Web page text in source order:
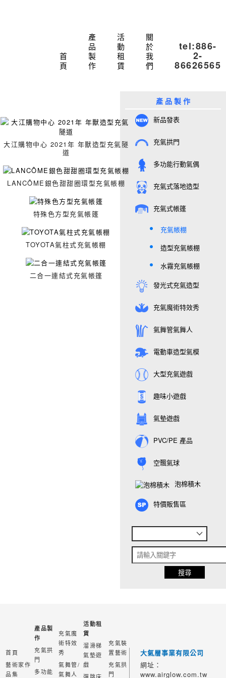
首
頁
產
品
製
作
活
動
租
賃
關
於
我
們
tel:886-
2-
86626565
大江購物中心 2021年 年獸造型充氣隧
道
LANCÔME銀色甜甜圈環型充氣帳棚
特殊色方型充氣帳篷
TOYOTA氣柱式充氣帳棚
二合一連結式充氣帳篷
產 品 製 作
新品發表
充氣拱門
多功能行動氣偶
充氣式落地造型
充氣式帳篷
充氣帳棚
造型充氣帳棚
水霧充氣帳棚
發光式充氣造型
充氣魔術特效秀
氣舞管氣舞人
電動車造型氣模
大型充氣遊戲
趣味小遊戲
氣墊遊戲
PVC/PE 產品
空飄氣球
泡棉積木
特價販售區
首頁
藝術家作
品集
產品製
作
充氣拱
門
多功能
充氣魔
術特效
秀
氣舞管/
氣舞人
活動租
賃
溜滑梯
氣墊遊
戲
充氣裝
置藝術
充氣拱
門
大氣層事業有限公司
網址：
www.airglow.com.tw